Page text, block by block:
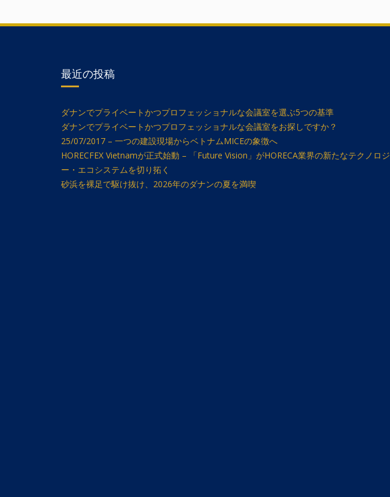
最近の投稿
ダナンでプライベートかつプロフェッショナルな会議室を選ぶ5つの基準
ダナンでプライベートかつプロフェッショナルな会議室をお探しですか？
25/07/2017 – 一つの建設現場からベトナムMICEの象徴へ
HORECFEX Vietnamが正式始動 – 「Future Vision」がHORECA業界の新たなテクノロジ
ー・エコシステムを切り拓く
砂浜を裸足で駆け抜け、2026年のダナンの夏を満喫